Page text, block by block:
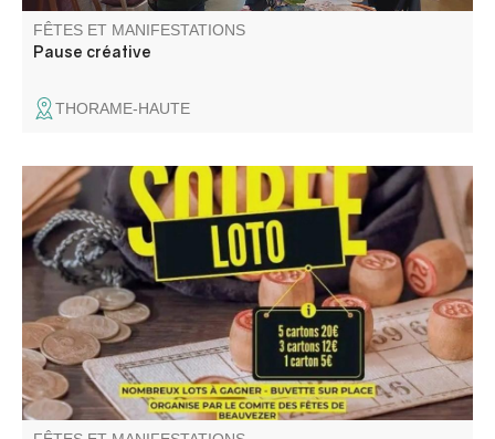
FÊTES ET MANIFESTATIONS
Pause créative
THORAME-HAUTE
Loto de fin d'année du Comité des fêtes.